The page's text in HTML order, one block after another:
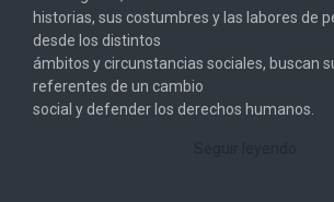
historias, sus costumbres y las labores de
desde los distintos
ámbitos y circunstancias sociales, buscan
referentes de un cambio
social y defender los derechos humanos.